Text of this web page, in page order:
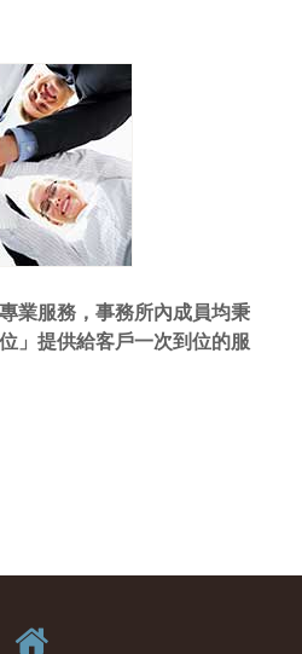
業服務，事務所內成員均秉
」提供給客戶一次到位的服